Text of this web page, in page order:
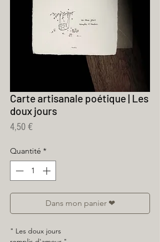
Carte artisanale poétique | Les
doux jours
4,50 €Prix
Quantité *
Dans mon panier ❤
" Les doux jours